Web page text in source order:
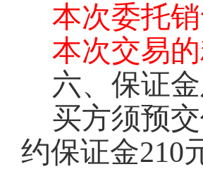
本次委托
本次交易
六、保证
买方须预
约保证金210